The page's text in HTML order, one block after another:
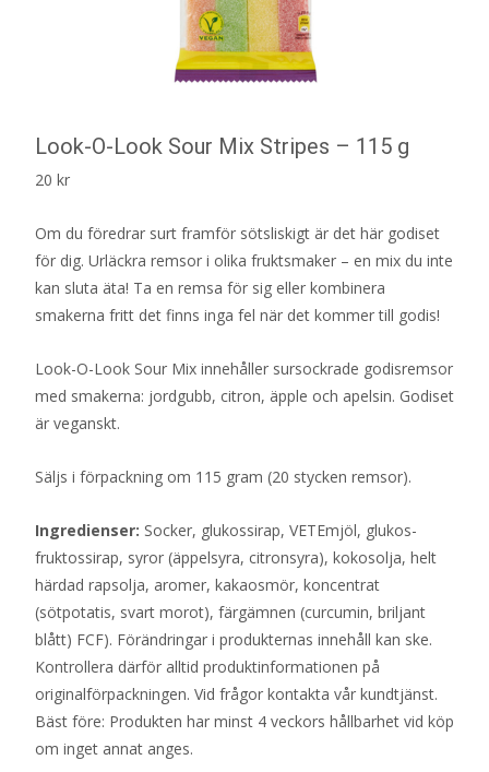
Look-O-Look Sour Mix Stripes – 115 g
20 kr
Om du föredrar surt framför sötsliskigt är det här godiset
för dig. Urläckra remsor i olika fruktsmaker – en mix du inte
kan sluta äta! Ta en remsa för sig eller kombinera
smakerna fritt det finns inga fel när det kommer till godis!
Look-O-Look Sour Mix innehåller sursockrade godisremsor
med smakerna: jordgubb, citron, äpple och apelsin. Godiset
är veganskt.
Säljs i förpackning om 115 gram (20 stycken remsor).
Ingredienser: Socker, glukossirap, VETEmjöl, glukos-
fruktossirap, syror (äppelsyra, citronsyra), kokosolja, helt
härdad rapsolja, aromer, kakaosmör, koncentrat
(sötpotatis, svart morot), färgämnen (curcumin, briljant
blått) FCF). Förändringar i produkternas innehåll kan ske.
Kontrollera därför alltid produktinformationen på
originalförpackningen. Vid frågor kontakta vår kundtjänst.
Bäst före: Produkten har minst 4 veckors hållbarhet vid köp
om inget annat anges.